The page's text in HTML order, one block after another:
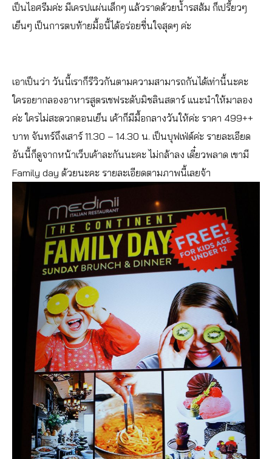
เป็นไอศรีมค่ะ มีเครปแผ่นเล็กๆ แล้วราดด้วยน้ำรสส้ม ก็เปรี้ยวๆ
เย็นๆ เป็นการตบท้ายมื้อนี้ได้อร่อยชื่นใจสุดๆ ค่ะ
เอาเป็นว่า วันนี้เราก็รีวิวกันตามความสามารถกันได้เท่านี้นะคะ
ใครอยากลองอาหารสูตรเชฟระดับมิชลินสตาร์ แนะนำให้มาลอง
ค่ะ ใครไม่สะดวกตอนเย็น เค้าก็มีมื้อกลางวันให้ค่ะ ราคา 499++
บาท จันทร์ถึงเสาร์ 11.30 – 14.30 น. เป็นบุฟเฟ่ต์ค่ะ รายละเอียด
อันนี้ก็ดูจากหน้าเว็บเค้าละกันนะคะ ไม่กล้าลง เดี๋ยวพลาด เขามี
Family day ด้วยนะคะ รายละเอียดตามภาพนี้เลยจ้า